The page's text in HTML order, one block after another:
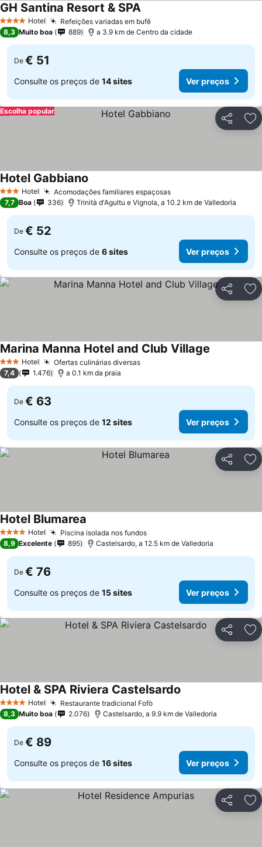
4 EstrelasHotel Refeições variadas em bufê
GH Santina Resort & SPA
8,3 Muito boa 889 a 3.9 km de Centro da cidade
De € 51
Consulte os preços de 14 sites Ver preços
Partilhar
Escolha popular
3 EstrelasHotel Acomodações familiares espaçosas
Hotel Gabbiano
7,7 Boa 336 Trinità d'Agultu e Vignola, a 10.2 km de Valledoria
De € 52
Consulte os preços de 6 sites Ver preços
Partilhar
3 EstrelasHotel Ofertas culinárias diversas
Marina Manna Hotel and Club Village
7,4 1.476 a 0.1 km da praia
De € 63
Consulte os preços de 12 sites Ver preços
Partilhar
4 EstrelasHotel Piscina isolada nos fundos
Hotel Blumarea
8,9 Excelente 895 Castelsardo, a 12.5 km de Valledoria
De € 76
Consulte os preços de 15 sites Ver preços
Partilhar
4 EstrelasHotel Restaurante tradicional Fofò
Hotel & SPA Riviera Castelsardo
8,3 Muito boa 2.076 Castelsardo, a 9.9 km de Valledoria
De € 89
Consulte os preços de 16 sites Ver preços
Partilhar